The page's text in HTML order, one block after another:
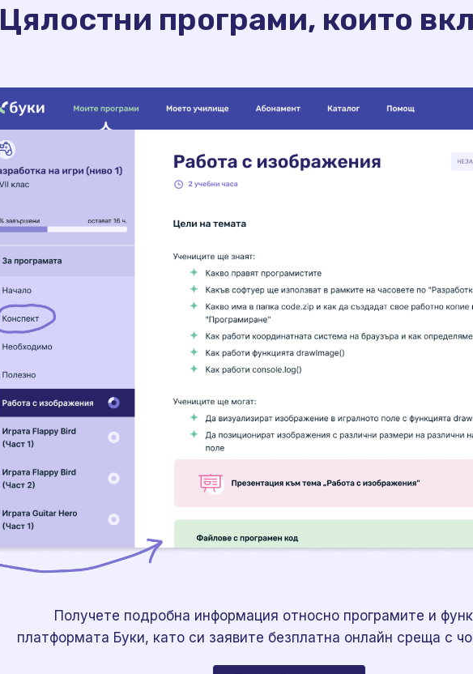
Цялостни програми, които
Получете подробна информация относно програмите и
платформата Буки, като си заявите безплатна онлайн среща с